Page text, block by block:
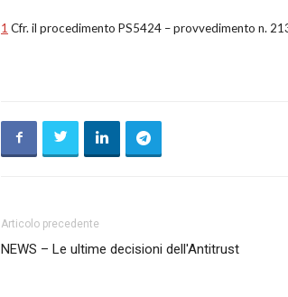
1 Cfr. il procedimento PS5424 – provvedimento n.
Articolo precedente
NEWS – Le ultime decisioni dell'Antitrust